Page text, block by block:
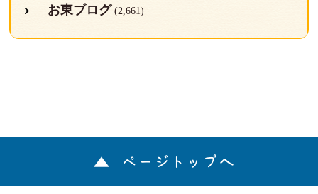
お東ブログ (2,661)
ページトップへ